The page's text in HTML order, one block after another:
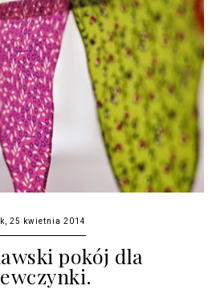
25 kwietnia 2014
pokój dla